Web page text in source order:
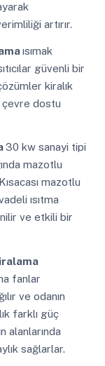
artırır.
ısımak
güvenli bir
kiralık
çevre dostu
30 kw sanayi tipi
mazotlu
mazotlu
ısıtma
ve etkili bir
fanlar
ve odanın
farklı güç
alanlarında
sağlarlar.